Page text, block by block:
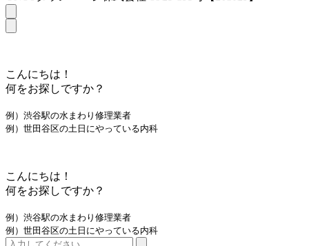
こんにちは！
何をお探しですか？
例）渋谷駅の水まわり修理業者
例）世田谷区の土日にやっている内科
こんにちは！
何をお探しですか？
例）渋谷駅の水まわり修理業者
例）世田谷区の土日にやっている内科